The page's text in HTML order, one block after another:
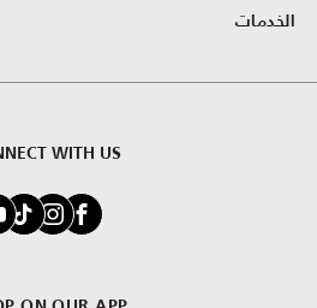
الخدمات
WITH US